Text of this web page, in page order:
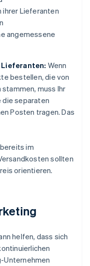
ihrer Lieferanten
angemessene
Lieferanten: Wenn
bestellen, die von
muss Ihr
die separaten
Posten tragen. Das
im
sollten
orientieren.
helfen, dass sich
Unternehmen